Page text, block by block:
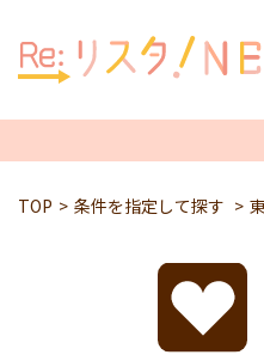
TOP 条件を指定して探す